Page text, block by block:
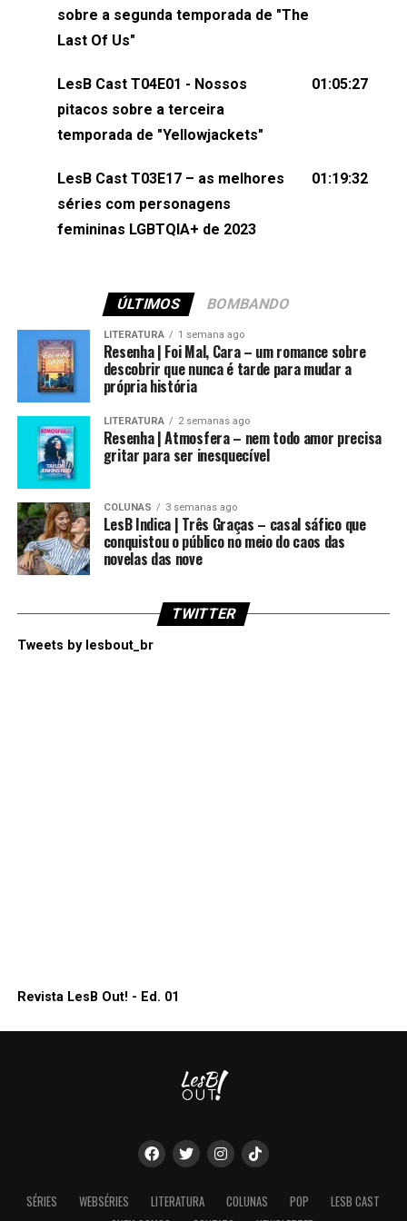
sociais:Twitter: ⁠⁠⁠⁠@lesbout_br⁠⁠⁠⁠ Instagram: ⁠⁠⁠⁠@lesbout_br⁠⁠⁠⁠
(⁠⁠⁠⁠⁠⁠@KarolenPassos⁠⁠⁠⁠⁠⁠)Participação de Bruna Fentanes
(⁠⁠⁠⁠@brunarfentanes⁠⁠⁠⁠) e Pollyelly FlorêncioEdição de
Naiady Machado
sobre a segunda temporada de "The
Last Of Us"
LesB Cast T04E01 - Nossos
pitacos sobre a terceira
temporada de "Yellowjackets"
01:05:27
LesB Cast T03E17 – as melhores
séries com personagens
femininas LGBTQIA+ de 2023
01:19:32
ÚLTIMOS BOMBANDO
LITERATURA 1 semana ago
Resenha | Foi Mal, Cara – um romance sobre
descobrir que nunca é tarde para mudar a
própria história
LITERATURA 2 semanas ago
Resenha | Atmosfera – nem todo amor precisa
gritar para ser inesquecível
COLUNAS 3 semanas ago
LesB Indica | Três Graças – casal sáfico que
conquistou o público no meio do caos das
novelas das nove
TWITTER
Tweets by lesbout_br
Revista LesB Out! - Ed. 01
SÉRIES WEBSÉRIES LITERATURA COLUNAS POP
LESB CAST